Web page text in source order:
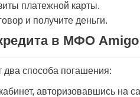
платежной карты.
и получите деньги.
в МФО Amigo
два способа погашения:
авторизовавшись на